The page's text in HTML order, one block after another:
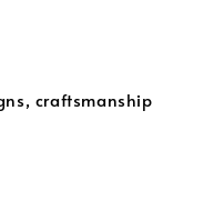
craftsmanship